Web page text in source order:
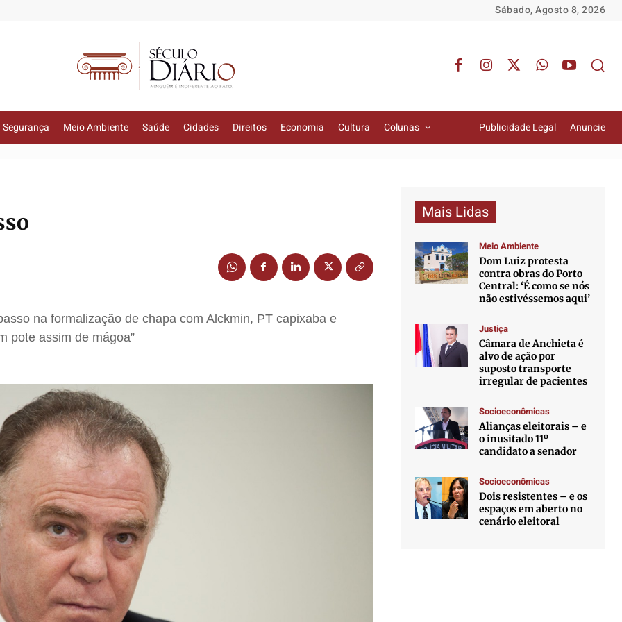
Sábado, Agosto 8, 2026
Segurança Meio Ambiente Saúde Cidades Direitos Economia Cultura Colunas Publicidade Legal Anuncie
na formalização de chapa com Alckmin, PT capixaba e
pote assim de mágoa”
Mais Lidas
Meio Ambiente
Dom Luiz protesta
contra obras do Porto
Central: ‘É como se nós
não estivéssemos aqui’
Justiça
Câmara de Anchieta é
alvo de ação por
suposto transporte
irregular de pacientes
Socioeconômicas
Alianças eleitorais – e
o inusitado 11º
candidato a senador
Socioeconômicas
Dois resistentes – e os
espaços em aberto no
cenário eleitoral